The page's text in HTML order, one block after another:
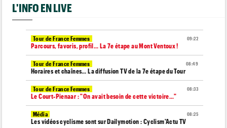
L'INFO EN LIVE
09:22
Tour de France Femmes
Parcours, favoris, profil… La 7e étape au Mont Ventoux !
08:49
Tour de France Femmes
Horaires et chaînes… La diffusion TV de la 7e étape du Tour
08:33
Tour de France Femmes
Le Court-Pienaar : "On avait besoin de cette victoire..."
08:25
Média
Les vidéos cyclisme sont sur Dailymotion : Cyclism'Actu TV